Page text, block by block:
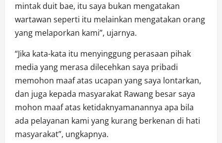
mintak duit bae, itu saya bukan mengatakan
wartawan seperti itu melainkan mengatakan orang
yang melaporkan kami”, ujarnya.
“Jika kata-kata itu menyinggung perasaan pihak
media yang merasa dilecehkan saya pribadi
memohon maaf atas ucapan yang saya lontarkan,
dan juga kepada masyarakat Rawang besar saya
mohon maaf atas ketidaknyamanannya apa bila
ada pelayanan kami yang kurang berkenan di hati
masyarakat”, ungkapnya.